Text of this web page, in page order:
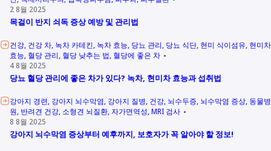
2 8월 2025
목걸이 반지 쇠독 증상 예방 및 관리법
건강 건강 차 녹차 카테킨 녹차 효능 당뇨 관리 당뇨 식단 현미 식이섬유 현미차
효능 혈당 관리 혈당 낮추는 법 혈당에 좋은 차
4 8월 2025
당뇨 혈당 관리에 좋은 차가 있다? 녹차, 현미차 효능과 섭취법
강아지 경련 강아지 뇌수막염 강아지 질병 건강 뇌수두증 뇌수막염 증상 동물병
원 반려견 건강 소형견 뇌질환 자가면역성 MRI 검사
8 8월 2025
강아지 뇌수막염 증상부터 예후까지, 보호자가 꼭 알아야 할 정보!